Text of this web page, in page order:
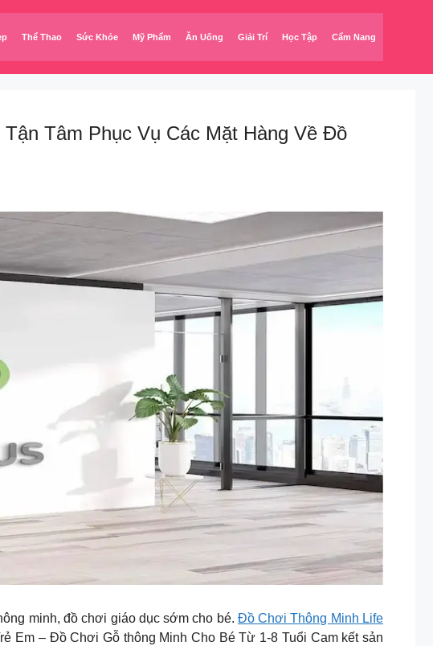
Thể Thao Sức Khỏe Mỹ Phẩm Ăn Uống Giải Trí Học Tập Cẩm Nang
Tâm Phục Vụ Các Mặt Hàng Về Đồ
minh, đồ chơi giáo dục sớm cho bé. Đồ Chơi Thông Minh Life
Em – Đồ Chơi Gỗ thông Minh Cho Bé Từ 1-8 Tuổi Cam kết sản